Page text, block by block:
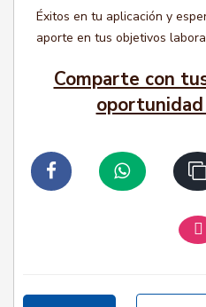
Éxitos en tu aplicación y
aporte en tus objetivos
Comparte con